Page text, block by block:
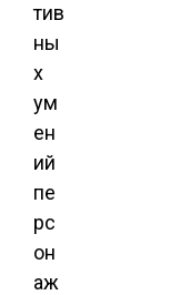
тив
ны
х
ум
ен
ий
пе
рс
он
аж